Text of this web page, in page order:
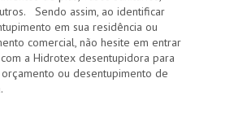
Sendo assim, ao identificar
em sua residência ou
comercial, não hesite em entrar
a Hidrotex desentupidora para
ou desentupimento de